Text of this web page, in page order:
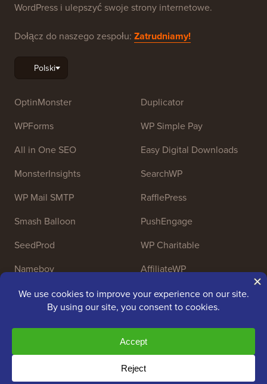
WordPress i ulepszyć swoje strony internetowe.
Dołącz do naszego zespołu: Zatrudniamy!
OptinMonster
WPForms
All in One SEO
MonsterInsights
WP Mail SMTP
Smash Balloon
SeedProd
Nameboy
Duplicator
WP Simple Pay
Easy Digital Downloads
SearchWP
RafflePress
PushEngage
WP Charitable
AffiliateWP
Prawa autorskie © 2009 - 2026 WPBeginner LLC.
Wszelkie prawa zastrzeżone. WPBeginner® jest
zarejestrowanym znakiem towarowym.